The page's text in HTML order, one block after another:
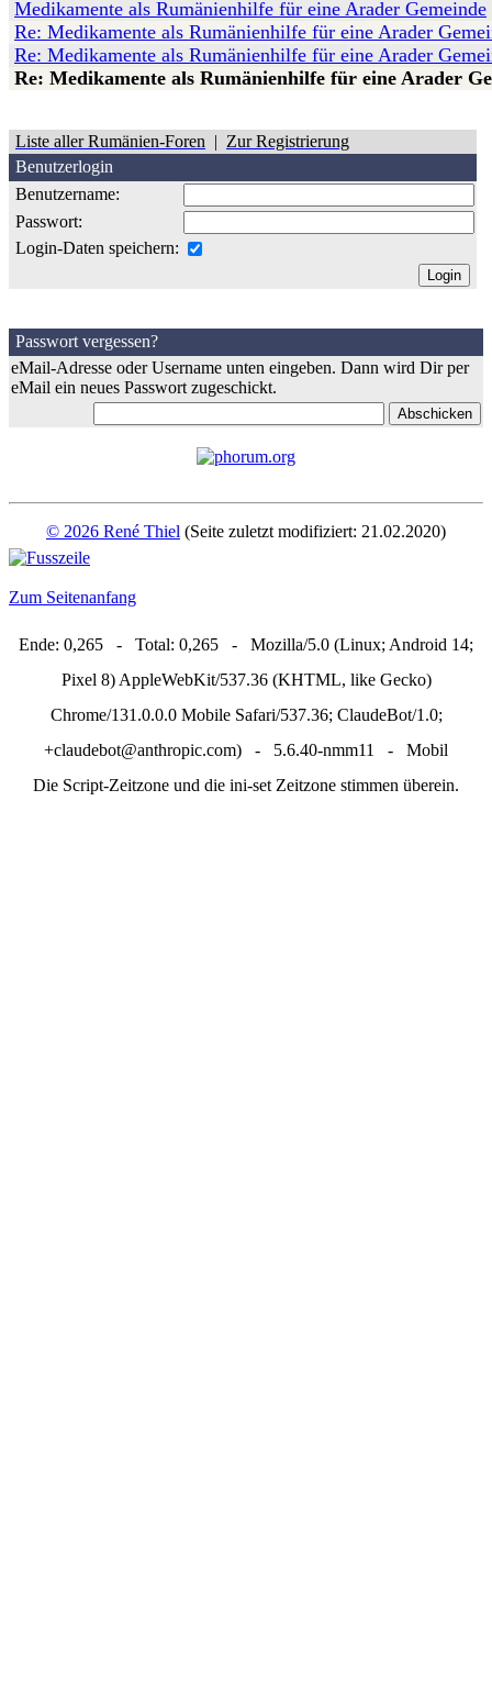
Medikamente als Rumänienhilfe für eine Arader Gemeinde
Re: Medikamente als Rumänienhilfe für eine Arader
Re: Medikamente als Rumänienhilfe für eine Arader
Re: Medikamente als Rumänienhilfe für eine Arader
Liste aller Rumänien-Foren | Zur Registrierung
Benutzerlogin
Benutzername:
Passwort:
Login-Daten speichern:
Passwort vergessen?
eMail-Adresse oder Username unten eingeben. Dann wird Dir per
eMail ein neues Passwort zugeschickt.
© 2026 René Thiel (Seite zuletzt modifiziert: 21.02.2020)
Zum Seitenanfang
Ende: 0,265 - Total: 0,265 - Mozilla/5.0 (Linux; Android 14;
Pixel 8) AppleWebKit/537.36 (KHTML, like Gecko)
Chrome/131.0.0.0 Mobile Safari/537.36; ClaudeBot/1.0;
+claudebot@anthropic.com) - 5.6.40-nmm11 - Mobil
Die Script-Zeitzone und die ini-set Zeitzone stimmen überein.